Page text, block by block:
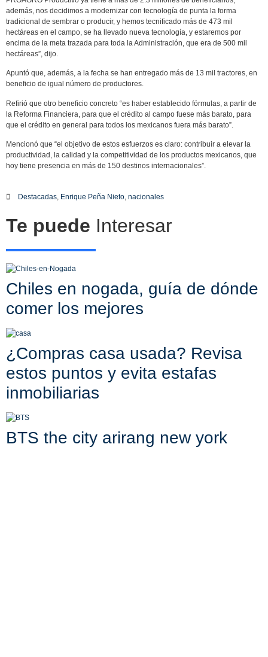
además, nos decidimos a modernizar con tecnología de punta la forma
tradicional de sembrar o producir, y hemos tecnificado más de 473 mil
hectáreas en el campo, se ha llevado nueva tecnología, y estaremos por
encima de la meta trazada para toda la Administración, que era de 500 mil
hectáreas”, dijo.
Apuntó que, además, a la fecha se han entregado más de 13 mil tractores, en
beneficio de igual número de productores.
Refirió que otro beneficio concreto “es haber establecido fórmulas, a partir de
la Reforma Financiera, para que el crédito al campo fuese más barato, para
que el crédito en general para todos los mexicanos fuera más barato”.
Mencionó que “el objetivo de estos esfuerzos es claro: contribuir a elevar la
productividad, la calidad y la competitividad de los productos mexicanos, que
hoy tiene presencia en más de 150 destinos internacionales”.
Destacadas, Enrique Peña Nieto, nacionales
Te puede Interesar
Chiles en nogada, guía de dónde
comer los mejores
¿Compras casa usada? Revisa
estos puntos y evita estafas
inmobiliarias
BTS the city arirang new york